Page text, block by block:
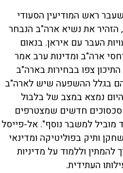
ראש המודיעין הסעודי
הזהיר את נשיא ארה"ב הנבחר
העבר עם איראן. בנאום
ארה"ב ומדינות ערב אמר
צפו בבחירות בארה"ב
בגלל ההשפעה שיש לארה"ב
נמצא במצב של בלבול
סכסוכים חדשים שמצטרפים
מוביל למשבר נוסף". אל-פייסל
ותיק בפוליטיקה ומדינאי
להמתין וללמוד על מדיניות
העתידית.